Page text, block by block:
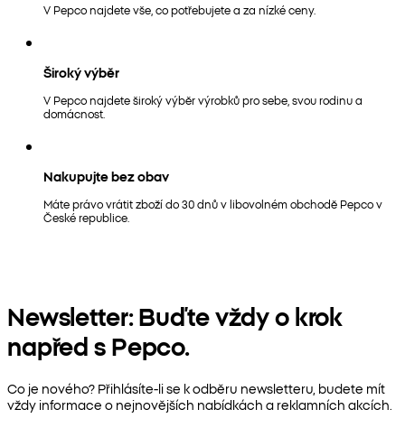
V Pepco najdete vše, co potřebujete a za nízké ceny.
Široký výběr
V Pepco najdete široký výběr výrobků pro sebe, svou rodinu a
domácnost.
Nakupujte bez obav
Máte právo vrátit zboží do 30 dnů v libovolném obchodě Pepco v
České republice.
Newsletter: Buďte vždy o krok
napřed s Pepco.
Co je nového? Přihlásíte-li se k odběru newsletteru, budete mít
vždy informace o nejnovějších nabídkách a reklamních akcích.